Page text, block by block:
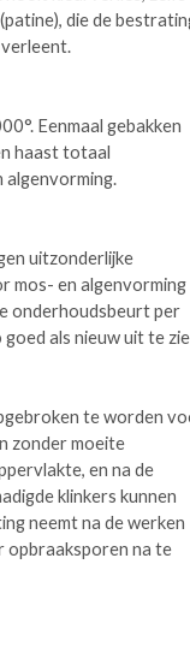
die de
Eenmaal gebakken
haast totaal
uitzonderlijke
mos- en algenvorming
onderhoudsbeurt per
als nieuw uit te
te worden
zonder moeite
en na de
klinkers kunnen
neemt na de werken
opbraaksporen na te